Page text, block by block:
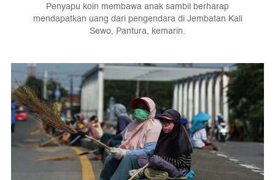
Penyapu koin membawa anak sambil berharap
mendapatkan uang dari pengendara di Jembatan Kali
Sewo, Pantura, kemarin.